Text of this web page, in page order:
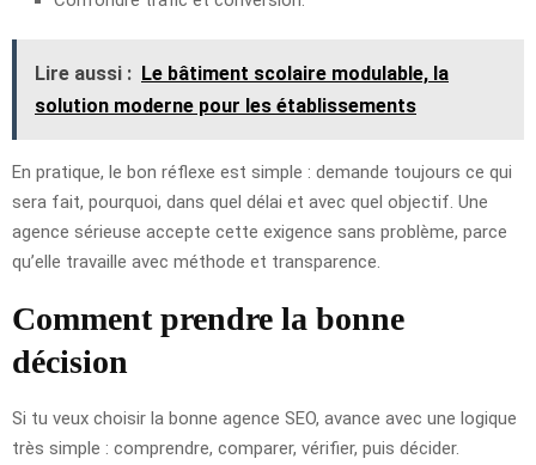
Lire aussi : Le bâtiment scolaire modulable, la
solution moderne pour les établissements
En pratique, le bon réflexe est simple : demande toujours ce qui
sera fait, pourquoi, dans quel délai et avec quel objectif. Une
agence sérieuse accepte cette exigence sans problème, parce
qu’elle travaille avec méthode et transparence.
Comment prendre la bonne
décision
Si tu veux choisir la bonne agence SEO, avance avec une logique
très simple : comprendre, comparer, vérifier, puis décider.